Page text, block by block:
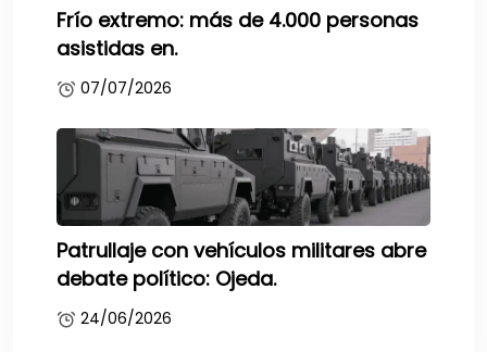
Frío extremo: más de 4.000 personas
asistidas en.
07/07/2026
Patrullaje con vehículos militares abre
debate político: Ojeda.
24/06/2026